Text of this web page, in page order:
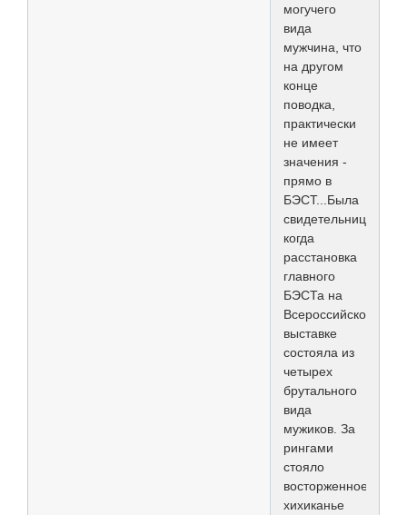
могучего
вида
мужчина, что
на другом
конце
поводка,
практически
не имеет
значения -
прямо в
БЭСТ...Была
свидетельницей,
когда
расстановка
главного
БЭСТа на
Всероссийской
выставке
состояла из
четырех
брутального
вида
мужиков. За
рингами
стояло
восторженное
хихиканье